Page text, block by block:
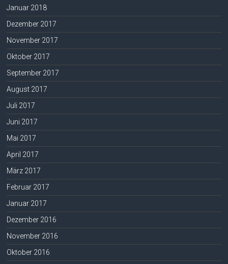
Januar 2018
Dezember 2017
November 2017
Oktober 2017
September 2017
August 2017
Juli 2017
Juni 2017
Mai 2017
April 2017
März 2017
Februar 2017
Januar 2017
Dezember 2016
November 2016
Oktober 2016